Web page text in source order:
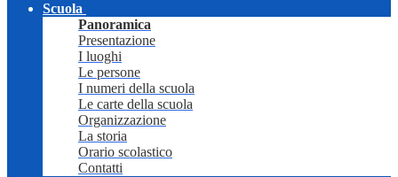
Scuola
Panoramica
Presentazione
I luoghi
Le persone
I numeri della scuola
Le carte della scuola
Organizzazione
La storia
Orario scolastico
Contatti